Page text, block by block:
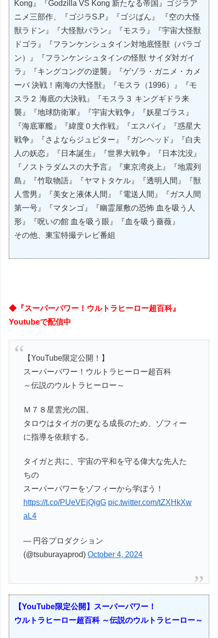
Kong』『Godzilla VS Kong 新たなる帝国』ゴジラア
ニメ三部作、『ゴジラS.P』『ゴジばん』 『空の大怪
獣ラドン』『大怪獣バラン』『モスラ』『宇宙大怪獣
ドゴラ』『フランケンシュタイン対地底怪獣（バラゴ
ン）』『フランケンシュタインの怪獣 サイダ対ガイ
ラ』『キングコングの逆襲』『ゲゾラ・ガニメ・カメ
ーバ 決戦！南海の大怪獣』『モスラ（1996）』『モ
スラ２ 海底の大決戦』『モスラ３ キングギドラ来
襲』『地球防衛軍』『宇宙大戦争』『妖星ゴラス』
『海底軍艦』『緯度０大作戦』『エスパイ』『惑星大
戦争』『さよならジュピター』『ガンヘッド』『白夫
人の妖恋』『日本誕生』『世界大戦争』『日本沈没』
『ノストラダムスの大予言』『東京湾炎上』『地震列
島』『竹取物語』『ヤマトタケル』『透明人間』『獣
人雪男』『美女と液体人間』『電送人間』『ガス人間
第一号』『マタンゴ』『幽霊屋敷の恐怖 血を吸う人
形』『呪いの館 血を吸う眼』『血を吸う薔薇』
その他、東宝特撮テレビ番組
◆『スーパーパワー！ウルトラヒーロー超百科』
Youtubeで配信中
【YouTube限定公開！】
スーパーパワー！ウルトラヒーロー超百科
～伝説のウルトラヒーロー～
Ｍ７８星雲光の国。
タロウはタイガの更なる成長のため、ゾフィー
に指導を依頼する。
タイガと共に、宇宙の平和を守る偉大な先人た
ちの
スーパーパワーをゾフィーから学ぼう！
https://t.co/PUeVEjQigG pic.twitter.com/tZXHkXw
aL4
— 円谷プロダクション
(@tsuburayaprod)October 4, 2024
【YouTube限定公開】スーパーパワー！
ウルトラヒーロー超百科 ～伝説のウルトラヒーロー～